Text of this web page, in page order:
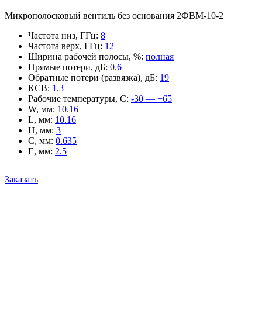
Микрополосковый вентиль без основания 2ФВМ-10-2
Частота низ, ГГц: 8
Частота верх, ГГц: 12
Ширина рабочей полосы, %: полная
Прямые потери, дБ: 0.6
Обратные потери (развязка), дБ: 19
КСВ: 1.3
Рабочие температуры, С: -30 — +65
W, мм: 10.16
L, мм: 10.16
H, мм: 3
C, мм: 0.635
E, мм: 2.5
Заказать